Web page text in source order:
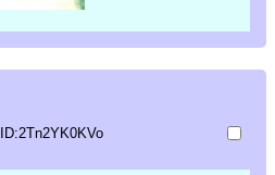
ID:2Tn2YK0KVo